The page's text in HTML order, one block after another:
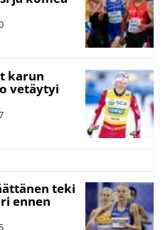
karun
vetäytyi
teki
ennen